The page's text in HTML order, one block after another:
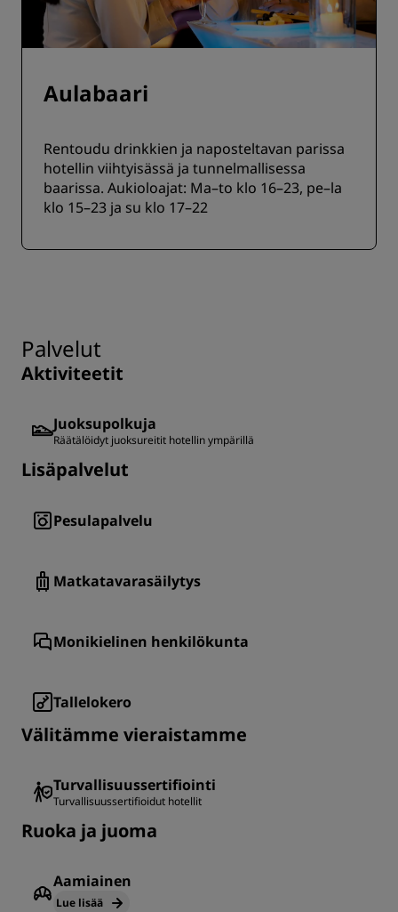
Aulabaari
Rentoudu drinkkien ja naposteltavan parissa
hotellin viihtyisässä ja tunnelmallisessa
baarissa. Aukioloajat: Ma–to klo 16–23, pe–la
klo 15–23 ja su klo 17–22
Palvelut
Aktiviteetit
Juoksupolkuja
Räätälöidyt juoksureitit hotellin ympärillä
Lisäpalvelut
Pesulapalvelu
Matkatavarasäilytys
Monikielinen henkilökunta
Tallelokero
Välitämme vieraistamme
Turvallisuussertifiointi
Turvallisuussertifioidut hotellit
Ruoka ja juoma
Aamiainen
Lue lisää